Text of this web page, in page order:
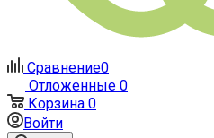
Сравнение0
Отложенные 0
Корзина 0
Войти